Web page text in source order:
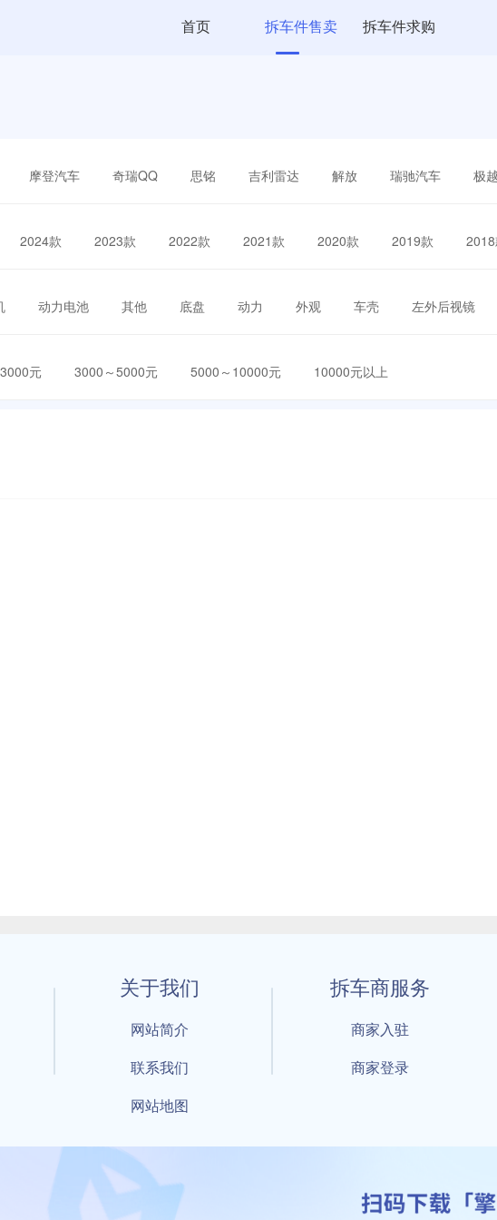
首页 拆车件售卖 拆车件求购
摩登汽车 奇瑞QQ 思铭 吉利雷达 解放 瑞驰汽车 极
2024款 2023款 2022款 2021款 2020款 2019款
动力电池 其他 底盘 动力 外观 车壳 左外后视镜
元 3000～5000元 5000～10000元 10000元以上
关于我们
网站简介
联系我们
网站地图
拆车商服务
商家入驻
商家登录
© 2021 By 擎天拆车-买卖拆车件，擎天拆车好省快 All Rights Reserved
工信部备案号：鲁ICP备18021004号-17 公安部备案号： 鲁公网安备